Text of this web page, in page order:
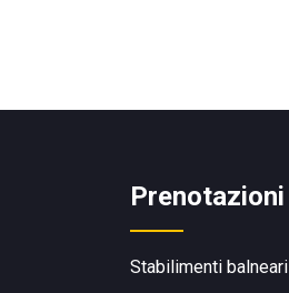
Prenotazioni
Stabilimenti balneari